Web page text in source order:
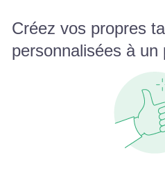
Créez vos propres
personnalisées à un